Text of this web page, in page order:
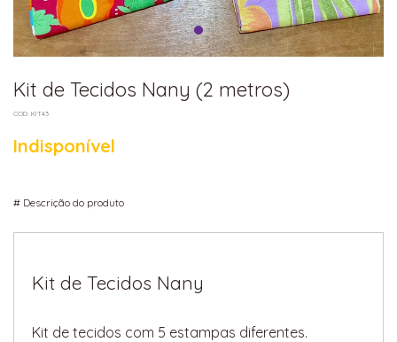
Kit de Tecidos Nany (2 metros)
COD: KIT43
Indisponível
# Descrição do produto
Kit de Tecidos Nany
Kit de tecidos com 5 estampas diferentes.